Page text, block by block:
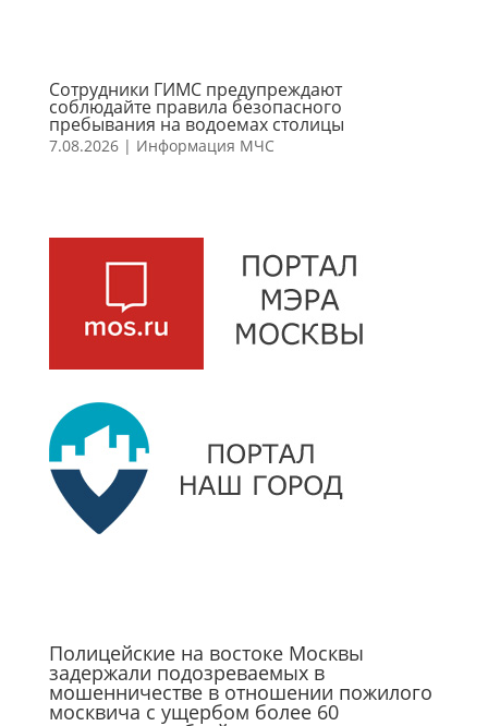
Сотрудники ГИМС предупреждают
соблюдайте правила безопасного
пребывания на водоемах столицы
7.08.2026| Информация МЧС
Полицейские на востоке Москвы
задержали подозреваемых в
мошенничестве в отношении пожилого
москвича с ущербом более 60